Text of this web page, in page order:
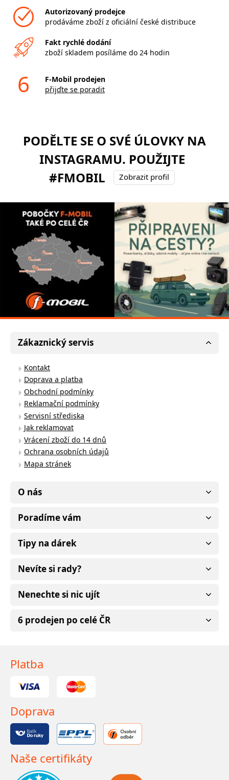
Autorizovaný prodejce
prodáváme zboží z oficiální české distribuce
Fakt rychlé dodání
zboží skladem posíláme do 24 hodin
6
F-Mobil prodejen
přijďte se poradit
PODĚLTE SE O SVÉ ÚLOVKY NA
INSTAGRAMU. POUŽIJTE
#FMOBIL
Zobrazit profil
Zákaznický servis
Kontakt
Doprava a platba
Obchodní podmínky
Reklamační podmínky
Servisní střediska
Jak reklamovat
Vrácení zboží do 14 dnů
Ochrana osobních údajů
Mapa stránek
O nás
Poradíme vám
Tipy na dárek
Nevíte si rady?
Nenechte si nic ujít
6 prodejen po celé ČR
Platba
Doprava
Naše certifikáty